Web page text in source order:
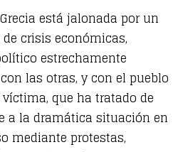
está jalonada por un
crisis económicas,
estrechamente
las otras, y con el pueblo
que ha tratado de
a la dramática situación en
mediante protestas,